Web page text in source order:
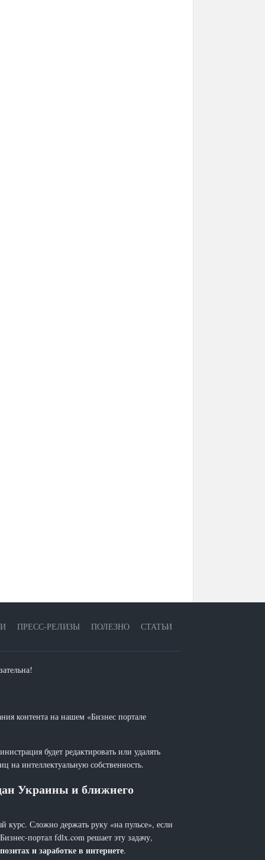
ПРЕСС-РЕЛИЗЫ ПОЛЕЗНО СТАТЬИ
контента на нашем «Бизнес портале
будет редактировать или удалять
на интеллектуальную собственность.
Украины и ближнего
курс. Сложно держать руку «на пульсе», если
портал fdlx.com решает эту задачу,
и заработке в интернете.